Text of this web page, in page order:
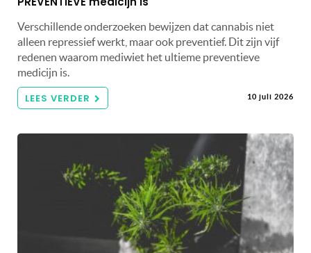
Verschillende onderzoeken bewijzen dat cannabis niet
alleen repressief werkt, maar ook preventief. Dit zijn vijf
redenen waarom mediwiet het ultieme preventieve
medicijn is.
LEES VERDER 10 juli 2026